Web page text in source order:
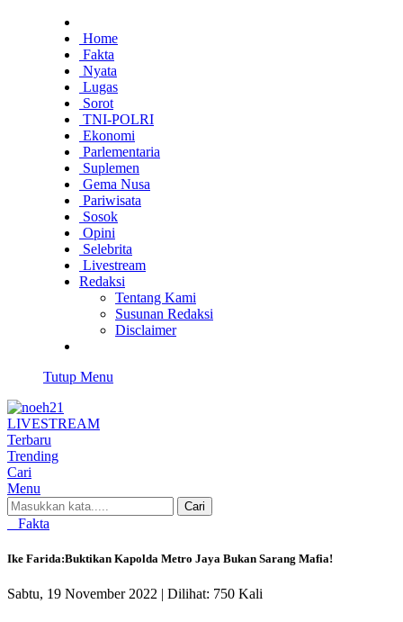
Home
Fakta
Nyata
Lugas
Sorot
TNI-POLRI
Ekonomi
Parlementaria
Suplemen
Gema Nusa
Pariwisata
Sosok
Opini
Selebrita
Livestream
Redaksi
Tentang Kami
Susunan Redaksi
Disclaimer
Tutup Menu
LIVESTREAM
Terbaru
Trending
Cari
Menu
Cari
Fakta
Ike Farida:Buktikan Kapolda Metro Jaya Bukan Sarang Mafia!
Sabtu, 19 November 2022 | Dilihat: 750 Kali